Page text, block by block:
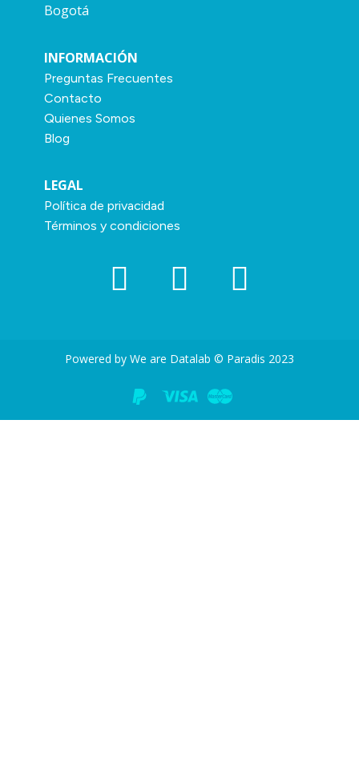
Bogotá
INFORMACIÓN
Preguntas Frecuentes
Contacto
Quienes Somos
Blog
LEGAL
Política de privacidad
Términos y condiciones
Powered by We are Datalab © Paradis 2023